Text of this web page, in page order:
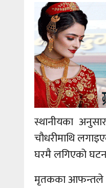
स्थानीयका
चौधरीमाथि
घरमै लगिएको
मृतकका आफन्तले